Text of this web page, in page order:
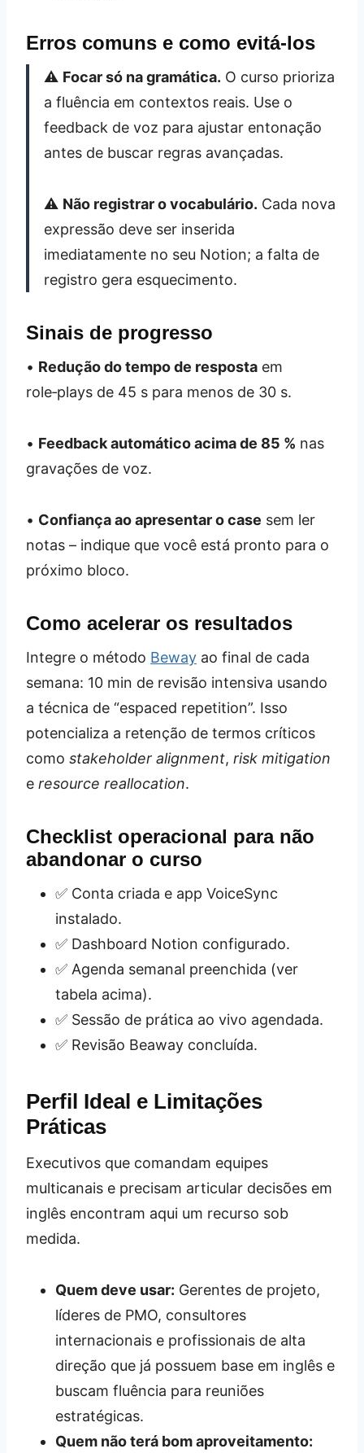
Erros comuns e como evitá‑los
⚠️ Focar só na gramática. O curso prioriza
a fluência em contextos reais. Use o
feedback de voz para ajustar entonação
antes de buscar regras avançadas.
⚠️ Não registrar o vocabulário. Cada nova
expressão deve ser inserida
imediatamente no seu Notion; a falta de
registro gera esquecimento.
Sinais de progresso
• Redução do tempo de resposta em
role‑plays de 45 s para menos de 30 s.
• Feedback automático acima de 85 % nas
gravações de voz.
• Confiança ao apresentar o case sem ler
notas – indique que você está pronto para o
próximo bloco.
Como acelerar os resultados
Integre o método Beway ao final de cada
semana: 10 min de revisão intensiva usando
a técnica de “espaced repetition”. Isso
potencializa a retenção de termos críticos
como stakeholder alignment, risk mitigation
e resource reallocation.
Checklist operacional para não
abandonar o curso
✅ Conta criada e app VoiceSync
instalado.
✅ Dashboard Notion configurado.
✅ Agenda semanal preenchida (ver
tabela acima).
✅ Sessão de prática ao vivo agendada.
✅ Revisão Beaway concluída.
Perfil Ideal e Limitações
Práticas
Executivos que comandam equipes
multicanais e precisam articular decisões em
inglês encontram aqui um recurso sob
medida.
Quem deve usar: Gerentes de projeto,
líderes de PMO, consultores
internacionais e profissionais de alta
direção que já possuem base em inglês e
buscam fluência para reuniões
estratégicas.
Quem não terá bom aproveitamento: